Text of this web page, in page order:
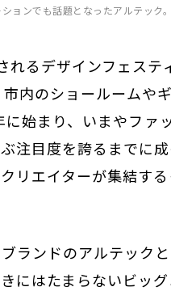
ョンでも話題となったアルテック
れるデザインフェス
内のショールームや
始まり、いまやファ
注目度を誇るまでに
リエイターが集結す
ランドのアルテック
はたまらないビッグ